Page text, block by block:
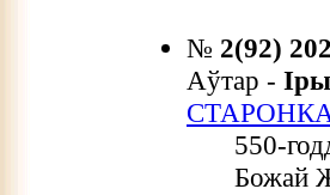
№ 2(92)
Аўтар -
550-
Божай